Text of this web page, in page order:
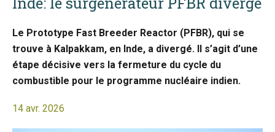
Le Prototype Fast Breeder Reactor (PFBR), qui se
trouve à Kalpakkam, en Inde, a divergé. Il s’agit d’une
étape décisive vers la fermeture du cycle du
combustible pour le programme nucléaire indien.
14 avr. 2026